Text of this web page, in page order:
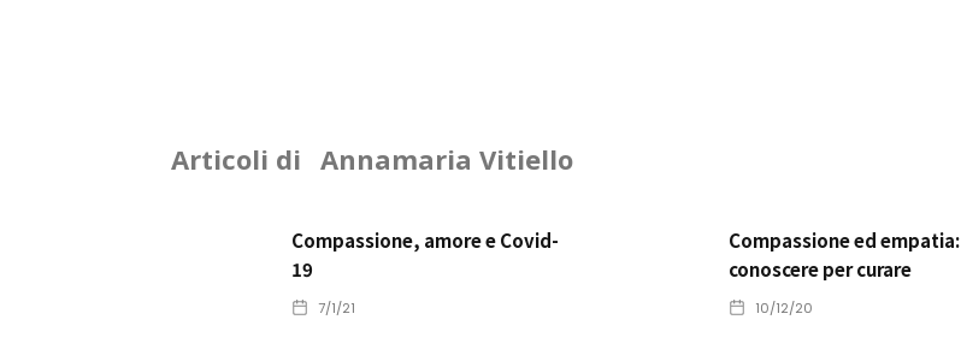
Articoli di Annamaria Vitiello
Compassione, amore e Covid-
19
7/1/21
Compassione ed empatia:
conoscere per curare
10/12/20